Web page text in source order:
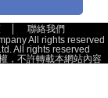
聯絡我們
All rights reserved
All rights reserved
，不許轉載本網站內容